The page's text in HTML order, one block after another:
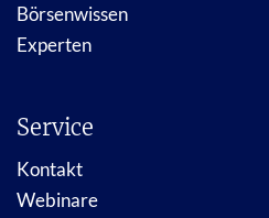
Börsenwissen
Experten
Service
Kontakt
Webinare